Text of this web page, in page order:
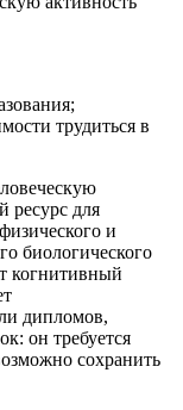
трудиться в
ресурс для
и
биологического
когнитивный
дипломов,
он требуется
сохранить